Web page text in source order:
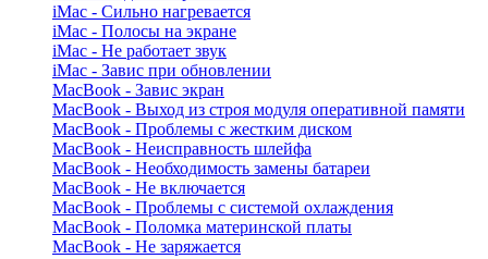
iMac - Сильно нагревается
iMac - Полосы на экране
iMac - Не работает звук
iMac - Завис при обновлении
MacBook - Завис экран
MacBook - Выход из строя модуля оперативной памяти
MacBook - Проблемы с жестким диском
MacBook - Неисправность шлейфа
MacBook - Необходимость замены батареи
MacBook - Не включается
MacBook - Проблемы с системой охлаждения
MacBook - Поломка материнской платы
MacBook - Не заряжается